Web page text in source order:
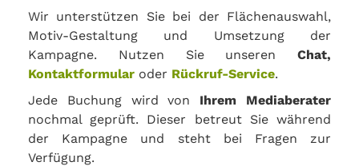
Wir unterstützen Sie bei der Flächenauswahl,
Motiv-Gestaltung und Umsetzung der
Kampagne. Nutzen Sie unseren Chat,
Kontaktformular oder Rückruf-Service.
Jede Buchung wird von Ihrem Mediaberater
nochmal geprüft. Dieser betreut Sie während
der Kampagne und steht bei Fragen zur
Verfügung.